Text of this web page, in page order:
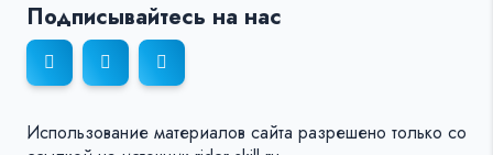
Подписывайтесь на нас
Использование материалов сайта разрешено только со